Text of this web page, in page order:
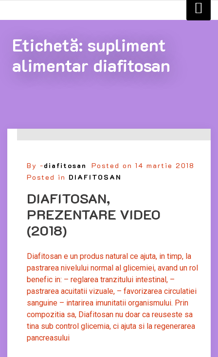
Etichetă: supliment
alimentar diafitosan
By -diafitosan Posted on 14 martie 2018
Posted in DIAFITOSAN
DIAFITOSAN,
PREZENTARE VIDEO
(2018)
Diafitosan e un produs natural ce ajuta, in timp, la
pastrarea nivelului normal al glicemiei, avand un rol
benefic in: – reglarea tranzitului intestinal, –
pastrarea acuitatii vizuale, – favorizarea circulatiei
sanguine – intarirea imunitatii organismului. Prin
compozitia sa, Diafitosan nu doar ca reuseste sa
tina sub control glicemia, ci ajuta si la regenerarea
pancreasului